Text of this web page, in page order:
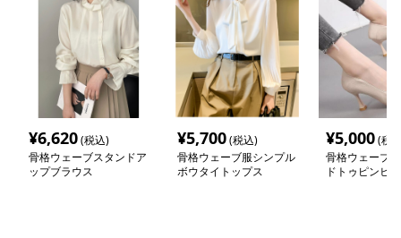
¥6,620(税込)
骨格ウェーブスタンドア
ップブラウス
¥5,700(税込)
骨格ウェーブ服シンプル
ボウタイトップス
¥5,000(税
骨格ウェーブ
ドトゥピンヒ